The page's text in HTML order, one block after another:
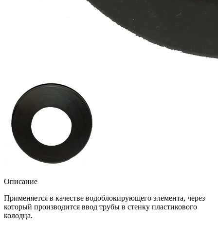
Описание
Применяется в качестве водоблокирующего элемента, через
который производится ввод трубы в стенку пластикового
колодца.